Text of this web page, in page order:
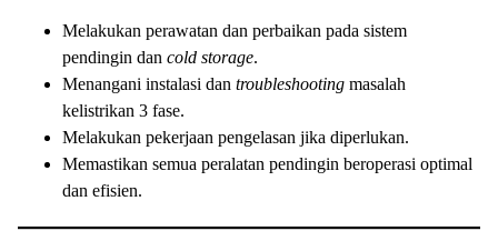
Melakukan perawatan dan perbaikan pada sistem
pendingin dan cold storage.
Menangani instalasi dan troubleshooting masalah
kelistrikan 3 fase.
Melakukan pekerjaan pengelasan jika diperlukan.
Memastikan semua peralatan pendingin beroperasi optimal
dan efisien.